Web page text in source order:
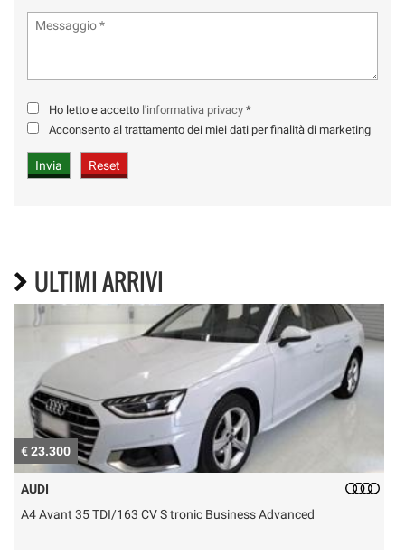
Ho letto e accetto l'informativa privacy *
Acconsento al trattamento dei miei dati per finalità di marketing
ULTIMI ARRIVI
€ 23.300
AUDI
A4 Avant 35 TDI/163 CV S tronic Business Advanced